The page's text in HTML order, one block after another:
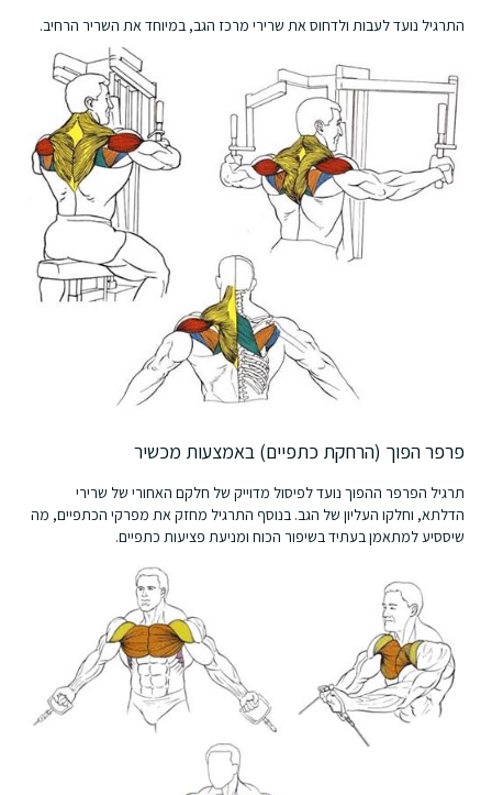
התרגיל נועד לעבות ולדחוס את שרירי מרכז הגב, במיוחד את השריר הרחיב.
פרפר הפוך (הרחקת כתפיים) באמצעות מכשיר
תרגיל הפרפר ההפוך נועד לפיסול מדוייק של חלקם האחורי של שרירי
הדלתא, וחלקו העליון של הגב. בנוסף התרגיל מחזק את מפרקי הכתפיים, מה
שיססיע למתאמן בעתיד בשיפור הכוח ומניעת פציעות כתפיים.